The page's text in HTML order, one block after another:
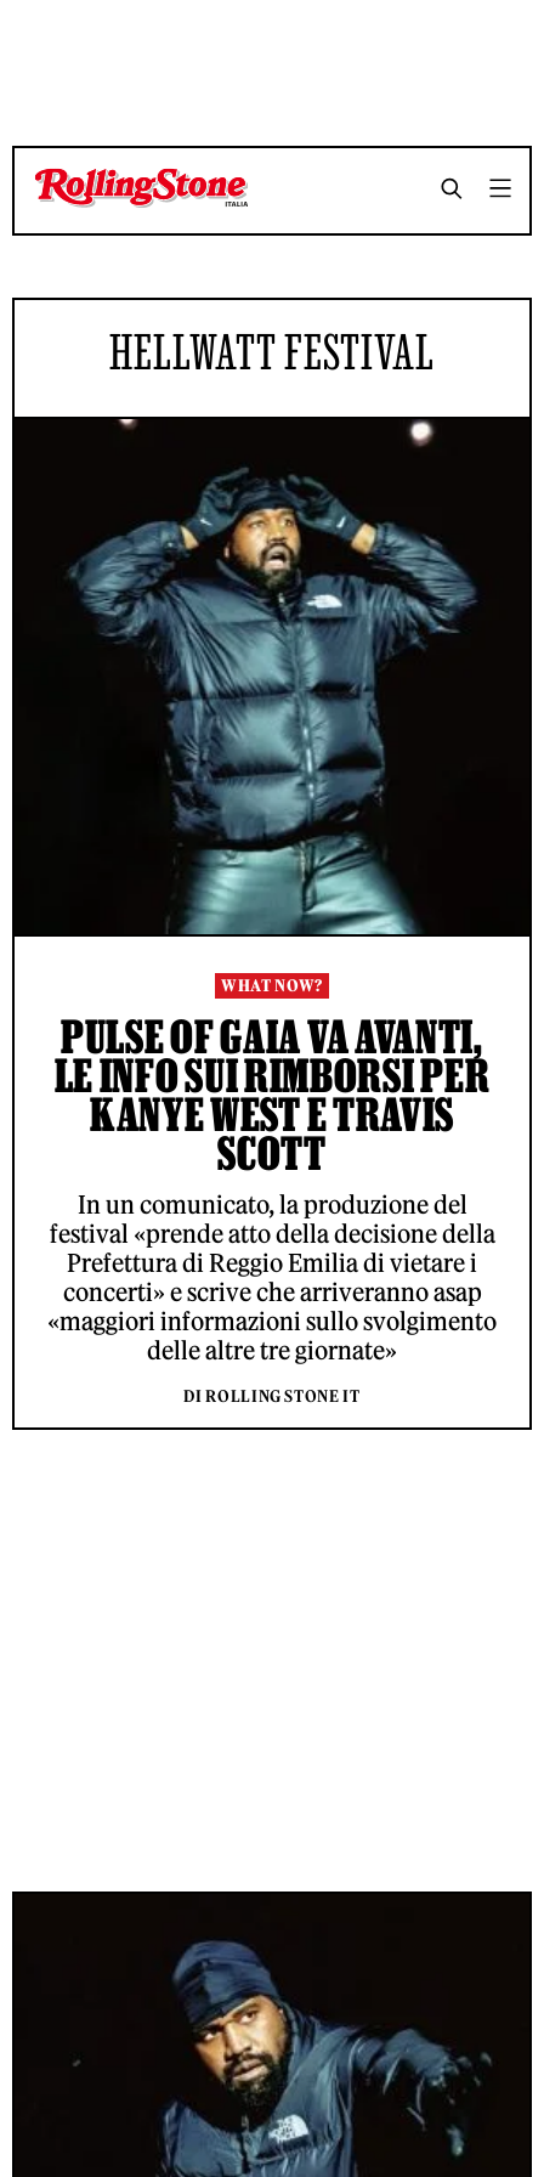
HELLWATT FESTIVAL
WHAT NOW?
PULSE OF GAIA VA AVANTI,
LE INFO SUI RIMBORSI PER
KANYE WEST E TRAVIS
SCOTT
In un comunicato, la produzione del
festival «prende atto della decisione della
Prefettura di Reggio Emilia di vietare i
concerti» e scrive che arriveranno asap
«maggiori informazioni sullo svolgimento
delle altre tre giornate»
DI ROLLING STONE IT